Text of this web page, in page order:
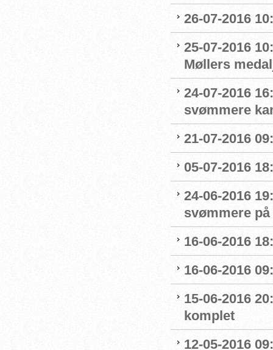
26-07-2016
25-07-2016
Møllers
24-07-2016
svømmere
21-07-2016
05-07-2016
24-06-2016
svømmere
16-06-2016
16-06-2016
15-06-2016
komplet
12-05-2016